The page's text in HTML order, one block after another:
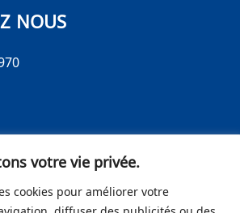
votre vie privée.
cookies pour améliorer votre
diffuser des publicités ou des
NOUS